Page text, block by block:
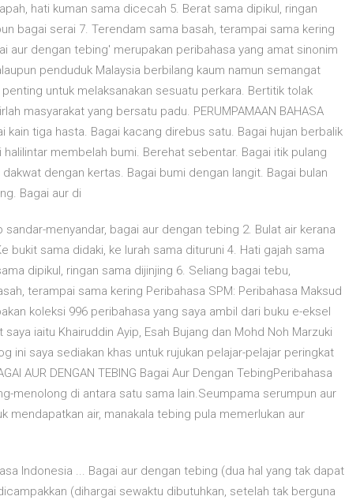
hati kuman sama dicecah 5. Berat sama dipikul, ringan
bagai serai 7. Terendam sama basah, terampai sama kering
aur dengan tebing' merupakan peribahasa yang amat sinonim
penduduk Malaysia berbilang kaum namun semangat
untuk melaksanakan sesuatu perkara. Bertitik tolak
masyarakat yang bersatu padu. PERUMPAMAAN BAHASA
kain tiga hasta. Bagai kacang direbus satu. Bagai hujan berbalik
membelah bumi. Berehat sebentar. Bagai itik pulang
dengan kertas. Bagai bumi dengan langit. Bagai bulan
Bagai aur di
sandar-menyandar, bagai aur dengan tebing 2. Bulat air kerana
bukit sama didaki, ke lurah sama dituruni 4. Hati gajah sama
dipikul, ringan sama dijinjing 6. Seliang bagai tebu,
terampai sama kering Peribahasa SPM: Peribahasa Maksud
koleksi 996 peribahasa yang saya ambil dari buku e-eksel
iaitu Khairuddin Ayip, Esah Bujang dan Mohd Noh Marzuki
ini saya sediakan khas untuk rujukan pelajar-pelajar peringkat
AUR DENGAN TEBING Bagai Aur Dengan TebingPeribahasa
menolong di antara satu sama lain.Seumpama serumpun aur
mendapatkan air, manakala tebing pula memerlukan aur
Indonesia ... Bagai aur dengan tebing (dua hal yang tak dapat
(dihargai sewaktu dibutuhkan, setelah tak berguna